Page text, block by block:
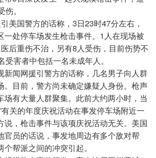
。
美国警方的话称，3日23时47分左右，
一处停车场发生枪击事件。1人在现场被
后重伤不治，另有8人受伤，目前伤势不
受害者中包括一名未成年人。
新闻网援引警方的话称，几名男子向人群
。目前，警方尚未确定嫌疑人身份。枪声
场有大量人群聚集。此前大约两小时，当
有关的年度庆祝活动在事发停车场附近一
说，枪击事件与该项庆祝活动无关。美国
官员的话说，事发地周边有多个敌对帮
帮派之间的冲突引起。